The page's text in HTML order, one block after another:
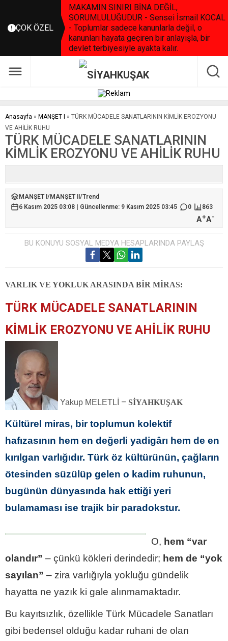
ÇOK ÖZEL
MAKAMIN SINIRI BİNA DEĞİL,
SORUMLULUĞUDUR - Sensei İsmail KOCAL
- Toplumlar sadece kanunlarla değil, o
kanunları hayata geçiren bir anlayışla, bir
devlet terbiyesiyle ayakta kalır.
Anasayfa » MANŞET I » TÜRK MÜCADELE SANATLARININ KİMLİK EROZYONU
VE AHİLİK RUHU
TÜRK MÜCADELE SANATLARININ
KİMLİK EROZYONU VE AHİLİK RUHU
MANŞET I /MANŞET II /Trend
6 Kasım 2025 03:08 | Güncellenme: 9 Kasım 2025 03:45
0 863
A+A-
BU KONUYU SOSYAL MEDYA HESAPLARINDA PAYLAŞ
VARLIK VE YOKLUK ARASINDA BİR MİRAS:
TÜRK MÜCADELE SANATLARININ
KİMLİK EROZYONU VE AHİLİK RUHU
Yakup MELETLİ – SİYAHKUŞAK
Kültürel miras, bir toplumun kolektif
hafızasının hem en değerli yadigârı hem de en
kırılgan varlığıdır. Türk öz kültürünün, çağların
ötesinden süzülüp gelen o kadim ruhunun,
bugünün dünyasında hak ettiği yeri
bulamaması ise trajik bir paradokstur.
O, hem “var
olandır” – çünkü kökleri derindedir; hem de “yok
sayılan” – zira varlığıyla yokluğu gündelik
hayatta ne yazık ki gale alınmamaktadır.
Bu kayıtsızlık, özellikle Türk Mücadele Sanatları
gibi bedensel olduğu kadar ruhani de olan